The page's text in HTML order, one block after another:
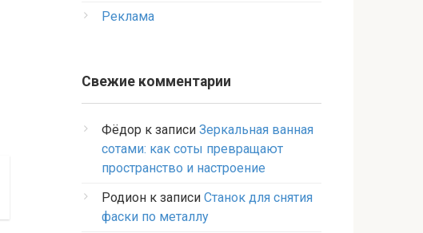
Реклама
Свежие комментарии
Фёдор к записи Зеркальная ванная
сотами: как соты превращают
пространство и настроение
Родион к записи Станок для снятия
фаски по металлу